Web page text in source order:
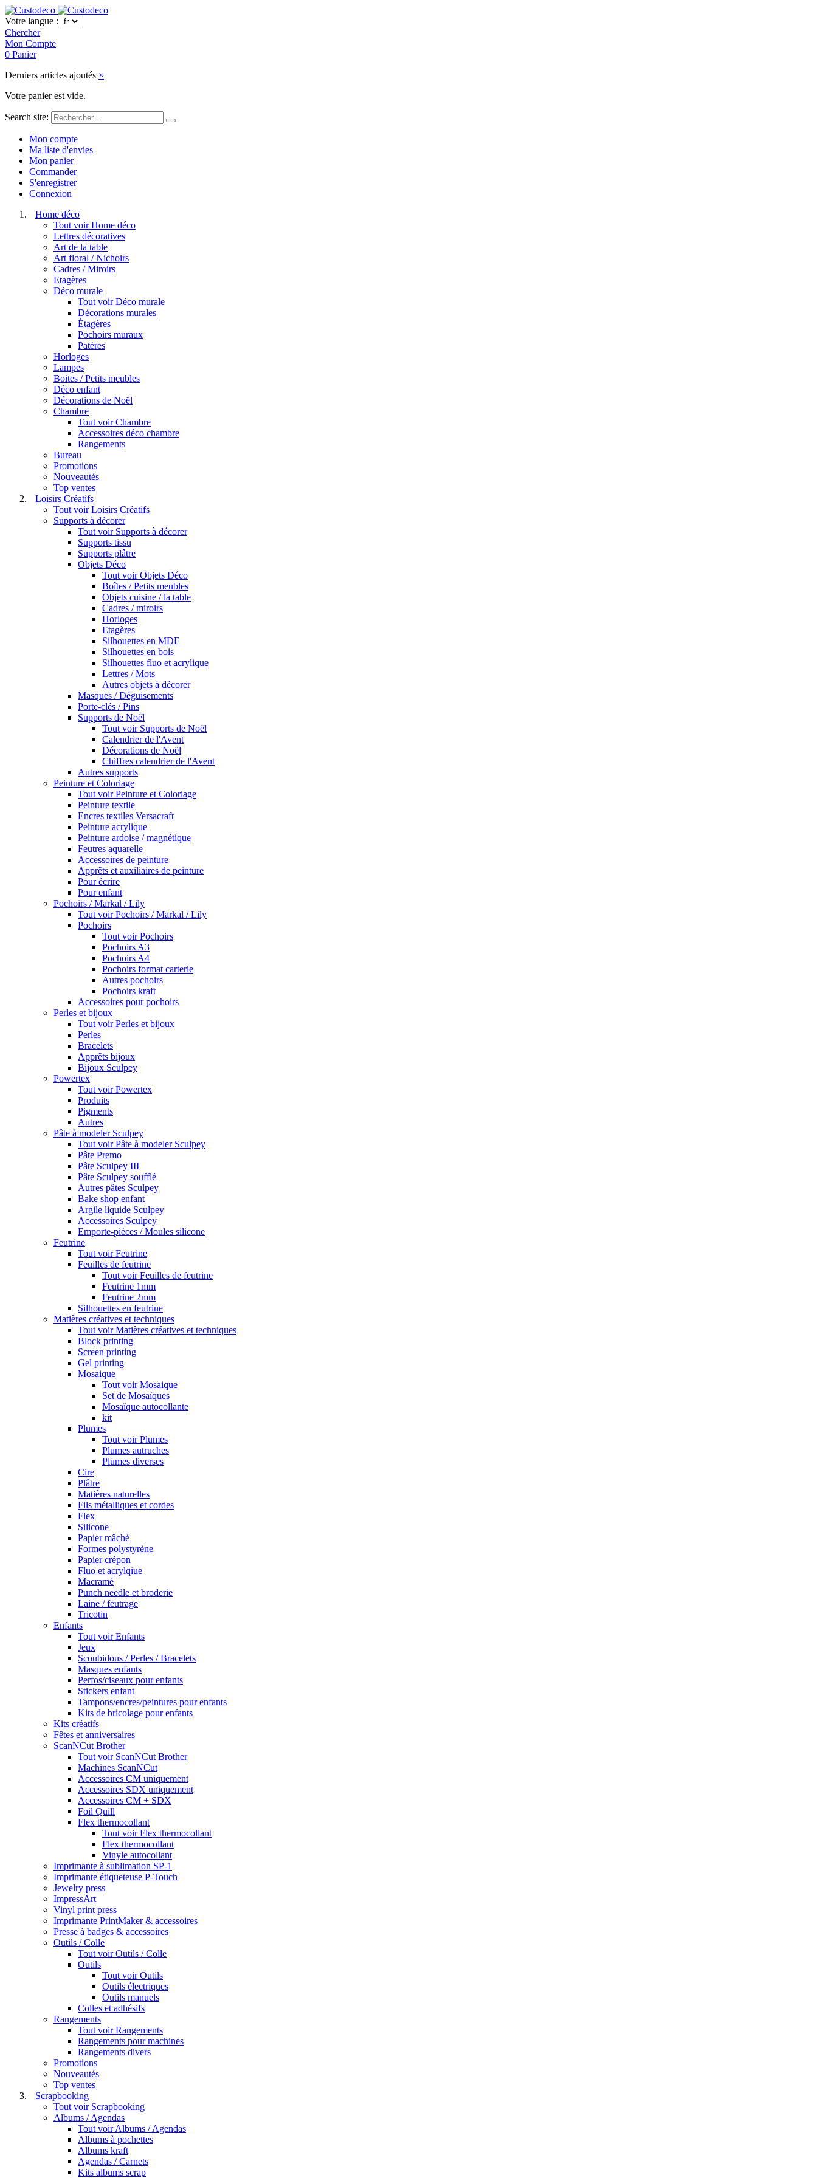
Votre langue :
Chercher
Mon Compte
0 Panier
Derniers articles ajoutés ×
Votre panier est vide.
Search site:
Mon compte
Ma liste d'envies
Mon panier
Commander
S'enregistrer
Connexion
Home déco
Tout voir Home déco
Lettres décoratives
Art de la table
Art floral / Nichoirs
Cadres / Miroirs
Etagères
Déco murale
Tout voir Déco murale
Décorations murales
Étagères
Pochoirs muraux
Patères
Horloges
Lampes
Boites / Petits meubles
Déco enfant
Décorations de Noël
Chambre
Tout voir Chambre
Accessoires déco chambre
Rangements
Bureau
Promotions
Nouveautés
Top ventes
Loisirs Créatifs
Tout voir Loisirs Créatifs
Supports à décorer
Tout voir Supports à décorer
Supports tissu
Supports plâtre
Objets Déco
Tout voir Objets Déco
Boîtes / Petits meubles
Objets cuisine / la table
Cadres / miroirs
Horloges
Etagères
Silhouettes en MDF
Silhouettes en bois
Silhouettes fluo et acrylique
Lettres / Mots
Autres objets à décorer
Masques / Déguisements
Porte-clés / Pins
Supports de Noël
Tout voir Supports de Noël
Calendrier de l'Avent
Décorations de Noël
Chiffres calendrier de l'Avent
Autres supports
Peinture et Coloriage
Tout voir Peinture et Coloriage
Peinture textile
Encres textiles Versacraft
Peinture acrylique
Peinture ardoise / magnétique
Feutres aquarelle
Accessoires de peinture
Apprêts et auxiliaires de peinture
Pour écrire
Pour enfant
Pochoirs / Markal / Lily
Tout voir Pochoirs / Markal / Lily
Pochoirs
Tout voir Pochoirs
Pochoirs A3
Pochoirs A4
Pochoirs format carterie
Autres pochoirs
Pochoirs kraft
Accessoires pour pochoirs
Perles et bijoux
Tout voir Perles et bijoux
Perles
Bracelets
Apprêts bijoux
Bijoux Sculpey
Powertex
Tout voir Powertex
Produits
Pigments
Autres
Pâte à modeler Sculpey
Tout voir Pâte à modeler Sculpey
Pâte Premo
Pâte Sculpey III
Pâte Sculpey soufflé
Autres pâtes Sculpey
Bake shop enfant
Argile liquide Sculpey
Accessoires Sculpey
Emporte-pièces / Moules silicone
Feutrine
Tout voir Feutrine
Feuilles de feutrine
Tout voir Feuilles de feutrine
Feutrine 1mm
Feutrine 2mm
Silhouettes en feutrine
Matières créatives et techniques
Tout voir Matières créatives et techniques
Block printing
Screen printing
Gel printing
Mosaique
Tout voir Mosaique
Set de Mosaïques
Mosaïque autocollante
kit
Plumes
Tout voir Plumes
Plumes autruches
Plumes diverses
Cire
Plâtre
Matières naturelles
Fils métalliques et cordes
Flex
Silicone
Papier mâché
Formes polystyrène
Papier crépon
Fluo et acrylqiue
Macramé
Punch needle et broderie
Laine / feutrage
Tricotin
Enfants
Tout voir Enfants
Jeux
Scoubidous / Perles / Bracelets
Masques enfants
Perfos/ciseaux pour enfants
Stickers enfant
Tampons/encres/peintures pour enfants
Kits de bricolage pour enfants
Kits créatifs
Fêtes et anniversaires
ScanNCut Brother
Tout voir ScanNCut Brother
Machines ScanNCut
Accessoires CM uniquement
Accessoires SDX uniquement
Accessoires CM + SDX
Foil Quill
Flex thermocollant
Tout voir Flex thermocollant
Flex thermocollant
Vinyle autocollant
Imprimante à sublimation SP-1
Imprimante étiqueteuse P-Touch
Jewelry press
ImpressArt
Vinyl print press
Imprimante PrintMaker & accessoires
Presse à badges & accessoires
Outils / Colle
Tout voir Outils / Colle
Outils
Tout voir Outils
Outils électriques
Outils manuels
Colles et adhésifs
Rangements
Tout voir Rangements
Rangements pour machines
Rangements divers
Promotions
Nouveautés
Top ventes
Scrapbooking
Tout voir Scrapbooking
Albums / Agendas
Tout voir Albums / Agendas
Albums à pochettes
Albums kraft
Agendas / Carnets
Kits albums scrap